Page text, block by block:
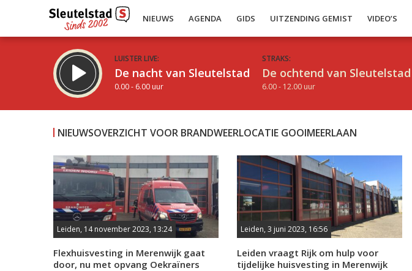
NIEUWS AGENDA GIDS UITZENDING GEMIST VIDEO’S
LUISTER LIVE:
De nacht van Sleutelstad
0.00 - 6.00 uur
STRAKS:
De ochtend van Sleutelstad
6.00 - 12.00 uur
Inklappen
NIEUWSOVERZICHT VOOR BRANDWEERLOCATIE GOOIMEERLAAN
Leiden, 14 november 2023, 13:24
Flexhuisvesting in Merenwijk gaat
door, nu met opvang Oekraïners
Leiden, 3 juni 2023, 16:56
Leiden vraagt Rijk om hulp voor
tijdelijke huisvesting in Merenwijk